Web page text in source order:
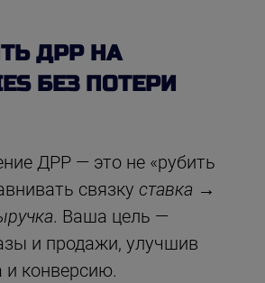
ДРР НА
БЕЗ ПОТЕРИ
ДРР — это не «рубить
связку ставка →
. Ваша цель —
и продажи, улучшив
и конверсию.